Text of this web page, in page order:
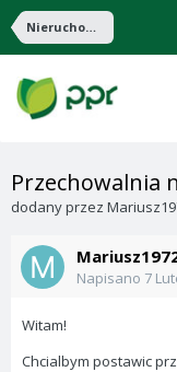
Nieruchomości
Przechowalnia
dodany przez
Napisano 7
Witam!
Chcialbym postawic